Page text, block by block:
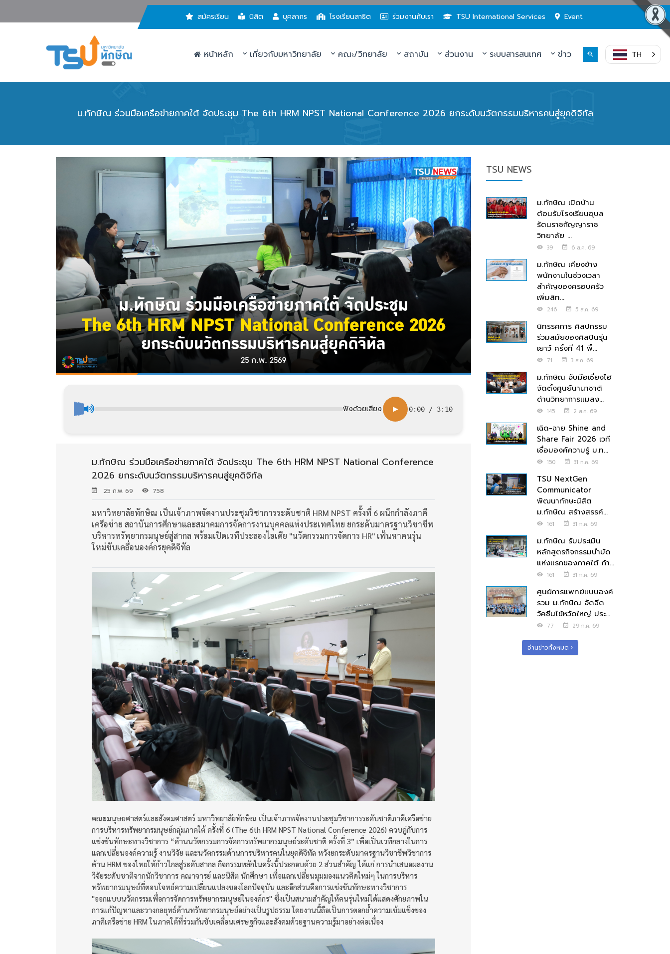
สมัครเรียน นิสิต บุคลากร โรงเรียนสาธิต ร่วมงานกับเรา TSU International Services Event
หน้าหลัก เกี่ยวกับมหาวิทยาลัย คณะ/วิทยาลัย สถาบัน ส่วนงาน ระบบสารสนเทศ ข่าว TH
ม.ทักษิณ ร่วมมือเครือข่ายภาคใต้ จัดประชุม The 6th HRM NPST National Conference 2026 ยกระดับนวัตกรรมบริหารคนสู่ยุคดิจิทัล
ฟังด้วยเสียง ▶ 0:00 / 3:10
ม.ทักษิณ ร่วมมือเครือข่ายภาคใต้ จัดประชุม The 6th HRM NPST National Conference
2026 ยกระดับนวัตกรรมบริหารคนสู่ยุคดิจิทัล
25 ก.พ. 69 758
มหาวิทยาลัยทักษิณ เป็นเจ้าภาพจัดงานประชุมวิชาการระดับชาติ HRM NPST ครั้งที่ 6 ผนึกกำลังภาคี
เครือข่าย สถาบันการศึกษาและสมาคมการจัดการงานบุคคลแห่งประเทศไทย ยกระดับมาตรฐานวิชาชีพ
บริหารทรัพยากรมนุษย์สู่สากล พร้อมเปิดเวทีประลองไอเดีย "นวัตกรรมการจัดการ HR" เฟ้นหาคนรุ่น
ใหม่ขับเคลื่อนองค์กรยุคดิจิทัล
คณะมนุษยศาสตร์และสังคมศาสตร์ มหาวิทยาลัยทักษิณ เป็นเจ้าภาพจัดงานประชุมวิชาการระดับชาติภาคีเครือข่าย
การบริหารทรัพยากรมนุษย์กลุ่มภาคใต้ ครั้งที่ 6 (The 6th HRM NPST National Conference 2026) ควบคู่กับการ
แข่งขันทักษะทางวิชาการ “ด้านนวัตกรรมการจัดการทรัพยากรมนุษย์ระดับชาติ ครั้งที่ 3” เพื่อเป็นเวทีกลางในการ
แลกเปลี่ยนองค์ความรู้ งานวิจัย และนวัตกรรมด้านการบริหารคนในยุคดิจิทัล หวังยกระดับมาตรฐานวิชาชีพวิชาการ
ด้าน HRM ของไทยให้ก้าวไกลสู่ระดับสากล กิจกรรมหลักในครั้งนี้ประกอบด้วย 2 ส่วนสำคัญ ได้แก่ การนำเสนอผลงาน
วิจัยระดับชาติจากนักวิชาการ คณาจารย์ และนิสิต นักศึกษา เพื่อแลกเปลี่ยนมุมมองแนวคิดใหม่ๆ ในการบริหาร
ทรัพยากรมนุษย์ที่ตอบโจทย์ความเปลี่ยนแปลงของโลกปัจจุบัน และอีกส่วนคือการแข่งขันทักษะทางวิชาการ
"ออกแบบนวัตกรรมเพื่อการจัดการทรัพยากรมนุษย์ในองค์กร" ซึ่งเป็นสนามสำคัญให้คนรุ่นใหม่ได้แสดงศักยภาพใน
การแก้ปัญหาและวางกลยุทธ์ด้านทรัพยากรมนุษย์อย่างเป็นรูปธรรม โดยงานนี้ถือเป็นการตอกย้ำความเข้มแข็งของ
ภาคีเครือข่าย HRM ในภาคใต้ที่ร่วมกันขับเคลื่อนเศรษฐกิจและสังคมด้วยฐานความรู้มาอย่างต่อเนื่อง
TSU NEWS
ม.ทักษิณ เปิดบ้าน
ต้อนรับโรงเรียนอุบล
รัตนราชกัญญาราช
วิทยาลัย ...
39 6 ส.ค. 69
ม.ทักษิณ เคียงข้าง
พนักงานในช่วงเวลา
สำคัญของครอบครัว
เพิ่มสิท...
246 5 ส.ค. 69
นิทรรศการ ศิลปกรรม
ร่วมสมัยของศิลปินรุ่น
เยาว์ ครั้งที่ 41 พื้...
71 3 ส.ค. 69
ม.ทักษิณ จับมือเซี่ยงไฮ
จัดตั้งศูนย์นานาชาติ
ด้านวิทยาการแมลง...
145 2 ส.ค. 69
เฉิด-ฉาย Shine and
Share Fair 2026 เวที
เชื่อมองค์ความรู้ ม.ท...
150 31 ก.ค. 69
TSU NextGen
Communicator
พัฒนาทักษะนิสิต
ม.ทักษิณ สร้างสรรค์...
161 31 ก.ค. 69
ม.ทักษิณ รับประเมิน
หลักสูตรกิจกรรมบำบัด
แห่งแรกของภาคใต้ ก้า...
161 31 ก.ค. 69
ศูนย์การแพทย์แบบองค์
รวม ม.ทักษิณ จัดฉีด
วัคซีนไข้หวัดใหญ่ ประ...
77 29 ก.ค. 69
อ่านข่าวทั้งหมด